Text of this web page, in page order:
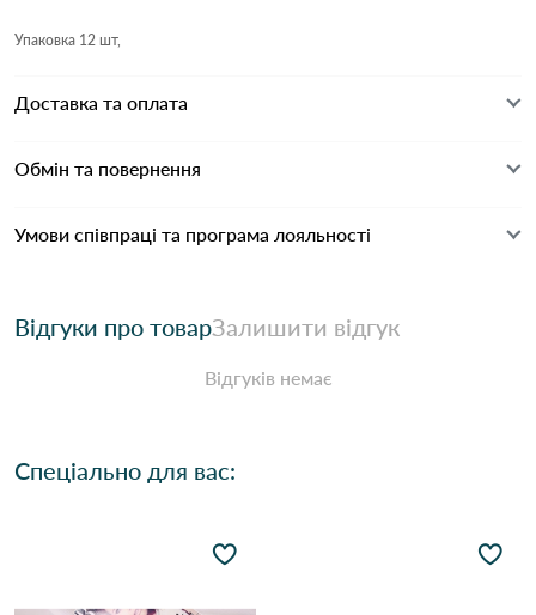
Упаковка 12 шт,
Доставка та оплата
Обмін та повернення
Умови співпраці та програма лояльності
Відгуки про товарЗалишити відгук
Відгуків немає
Спеціально для вас: